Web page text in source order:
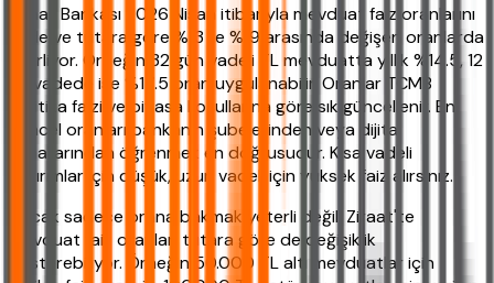
Ziraat Bankası 2026 Nisan itibarıyla mevduat faiz oranlarını
vade ve tutara göre %13 ile %19 arasında değişen oranlarda
belirliyor. Örneğin 32 gün vadeli TL mevduatta yıllık %14.5, 12
ay vadede ise %17.5 oran uygulanabilir. Oranlar TCMB
politika faizi ve piyasa koşullarına göre sık güncellenir. En
güncel oranları bankanın şubelerinden veya dijital
kanallarından öğrenmek en doğrusudur. Kısa vadeli
yatırımlar için düşük, uzun vadeli için yüksek faiz alırsınız.
Ancak sadece orana bakmak yeterli değil. Ziraat'te
mevduat faiz oranları tutara göre de değişiklik
gösterebiliyor. Örneğin 50.000 TL altı mevduatlar için